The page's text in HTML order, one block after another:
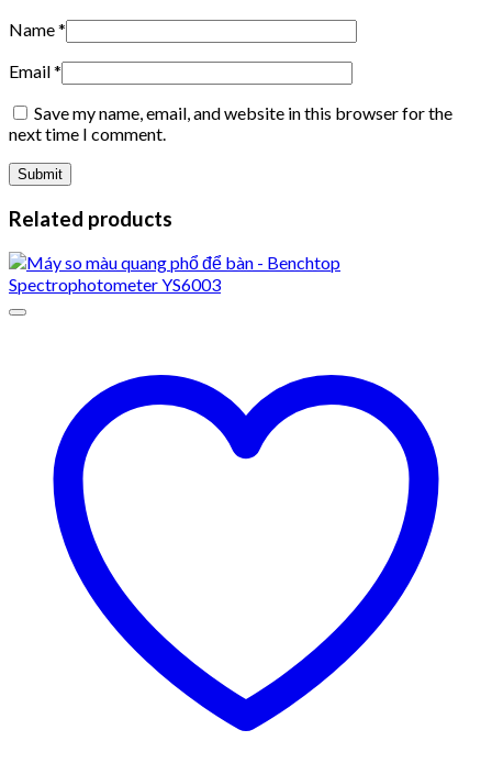
Name*
Email*
Save my name, email, and website in this browser for the
next time I comment.
Related products